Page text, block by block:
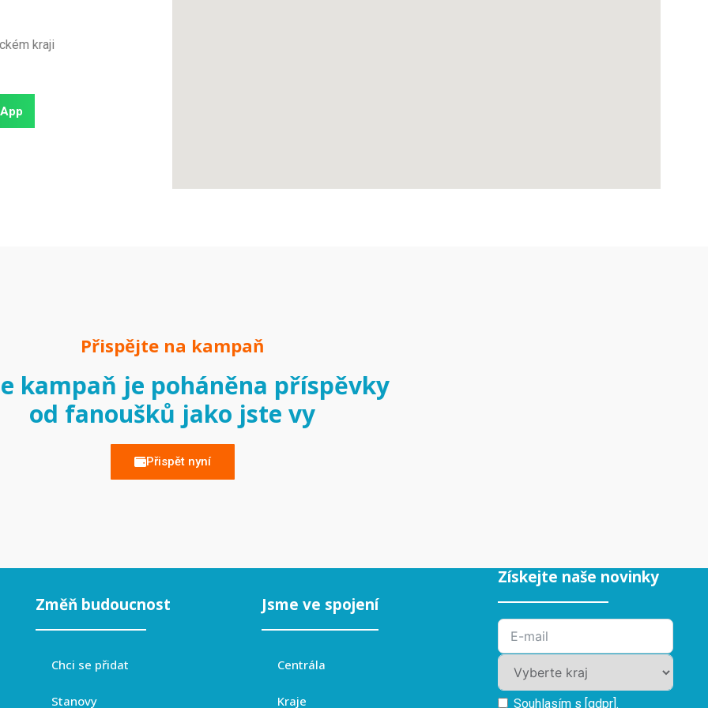
kraji
Přispějte na kampaň
kampaň je poháněna příspěvky
od fanoušků jako jste vy
Přispět nyní
Změň budoucnost
Chci se přidat
Stanovy
Jsme ve spojení
Centrála
Kraje
Získejte naše novinky
Souhlasím s [gdpr].